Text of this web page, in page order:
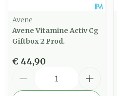
Avene
Avene Vitamine Activ Cg
Giftbox 2 Prod.
€ 44,90